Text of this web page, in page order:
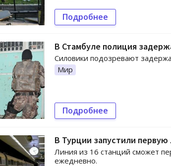
Подробнее
В Стамбуле полиция
Силовики подозревают
Мир
Подробнее
В Турции запустили
Линия из 16 станций сможет
ежедневно.